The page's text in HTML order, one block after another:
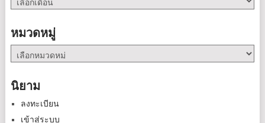
เก็บ
หมวดหมู่
หมวด
หมู่
นิยาม
ลงทะเบียน
เข้าสู่ระบบ